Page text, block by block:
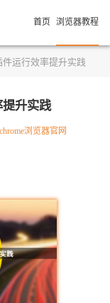
首页 浏览器教程
件运行效率提升实践
升实践
chrome浏览器官网